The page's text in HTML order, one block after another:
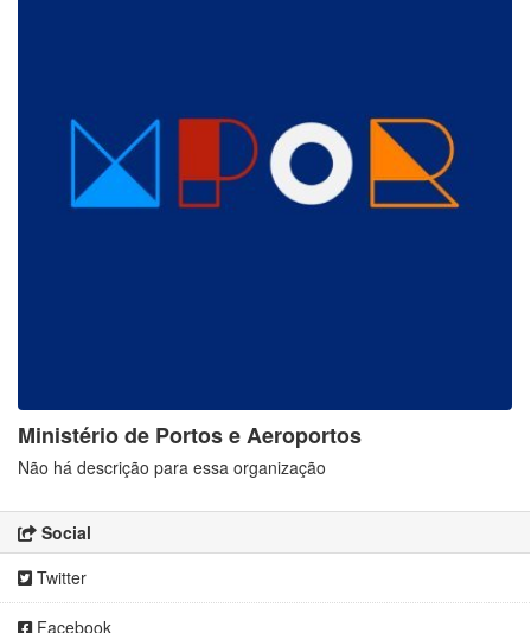
Ministério de Portos e Aeroportos
Não há descrição para essa organização
Social
Twitter
Facebook